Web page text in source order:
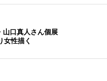
山口真人さん個展
女性描く